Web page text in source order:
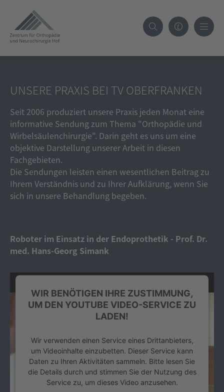
UNSERE PRAXIS BEI TV OBERFRANKEN
Seit 2006 produziert unsere Praxis jeden Monat eine
informative Sendung zum Thema "Orthopädie und
Wirbelsäulenchirurgie". Darin geht es uns um eine
objektive Darstellung unserer Arbeit in diesen
Fachgebieten.
Die Sendungen leisten einen wesentlichen Beitrag zu
Ihrem Verständnis und zu Ihrer Aufklärung, wenn Sie
sich in unsere Behandlung begeben.
Roboter im Einsatz in der Endoprothetik - Prof. Dr.
med. Hans-Georg Simank
WIR BENÖTIGEN IHRE ZUSTIMMUNG,
UM DEN YOUTUBE VIDEO-SERVICE ZU
LADEN!
Wir verwenden einen Service eines Drittanbieters,
um Videoinhalte einzubetten. Dieser Service kann
Daten zu Ihren Aktivitäten sammeln. Bitte lesen Sie
die Details durch und stimmen Sie der Nutzung des
Service zu, um dieses Video anzusehen.